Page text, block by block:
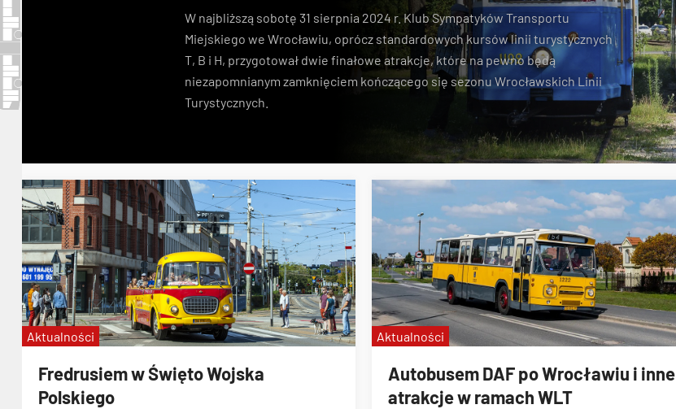
W najbliższą sobotę 31 sierpnia 2024 r. Klub Sympatyków Transportu
Miejskiego we Wrocławiu, oprócz standardowych kursów linii turystycznych
T, B i H, przygotował dwie finałowe atrakcje, które na pewno będą
niezapomnianym zamknięciem kończącego się sezonu Wrocławskich Linii
Turystycznych.
Fredruś zabytkowe autobusy Jelcz 043
Fredrusiem w Święto Wojska
Polskiego
Aktualności
Autobusem DAF po Wrocławiu i inne
atrakcje w ramach WLT
Aktualności